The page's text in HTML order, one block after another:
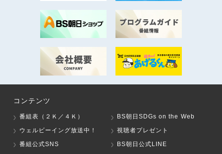
コンテンツ
番組表（２Ｋ／４Ｋ）
BS朝日SDGs on the Web
ウェルビーイング放送中！
視聴者プレゼント
番組公式SNS
BS朝日公式LINE